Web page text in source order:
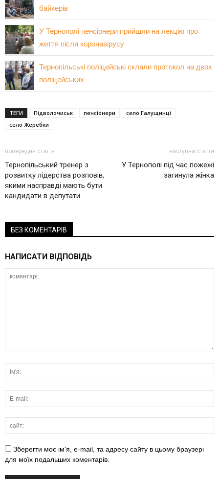
байкерів
У Тернополі пенсіонери прийшли на лекцію про
життя після коронавірусу
Тернопільські поліцейські склали протокол на двох
поліцейських
ТЕГИ Підволочиськ пенсіонери
село Галущинці
село Жеребки
попередня стаття
Тернопільський тренер з
розвитку лідерства розповів,
якими насправді мають бути
кандидати в депутати
наступна стаття
У Тернополі під час пожежі
загинула жінка
БЕЗ КОМЕНТАРІВ
НАПИСАТИ ВІДПОВІДЬ
Зберегти моє ім'я, e-mail, та адресу сайту в цьому браузері
для моїх подальших коментарів.